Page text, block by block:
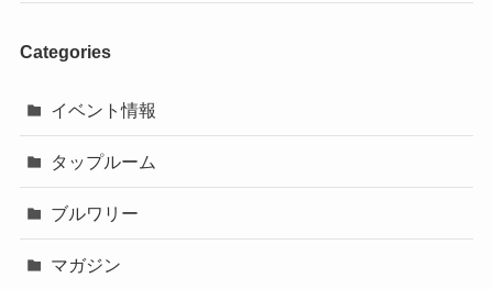
Categories
イベント情報
タップルーム
ブルワリー
マガジン